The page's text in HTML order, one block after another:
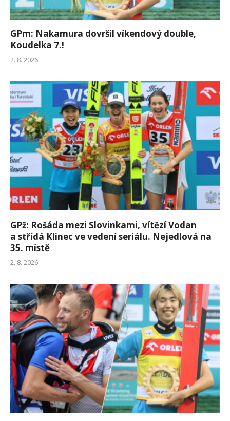
GPm: Nakamura dovršil víkendový double,
Koudelka 7.!
2. 8. 2026
GPž: Rošáda mezi Slovinkami, vítězí Vodan
a střídá Klinec ve vedení seriálu. Nejedlová na
35. místě
2. 8. 2026